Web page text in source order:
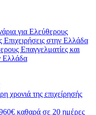
για Ελεύθερους
Επιχειρήσεις στην Ελλάδα
Επαγγελματίες και
Ελλάδα
χρονιά της επιχείρησής
καθαρά σε 20 ημέρες